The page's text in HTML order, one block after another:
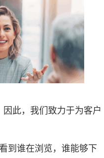
此，我们致力于为客户
到谁在浏览，谁能够下